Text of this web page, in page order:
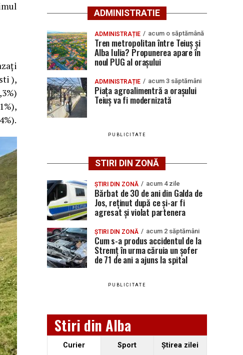
),
ADMINISTRATIE
ADMINISTRAȚIE acum o săptămână
Tren metropolitan între Teiuș și
Alba Iulia? Propunerea apare în
noul PUG al orașului
ADMINISTRAȚIE acum 3 săptămâni
Piața agroalimentră a orașului
Teiuș va fi modernizată
PUBLICITATE
STIRI DIN ZONĂ
ȘTIRI DIN ZONĂ acum 4 zile
Bărbat de 30 de ani din Galda de
Jos, reținut după ce și-ar fi
agresat și violat partenera
ȘTIRI DIN ZONĂ acum 2 săptămâni
Cum s-a produs accidentul de la
Stremț în urma căruia un șofer
de 71 de ani a ajuns la spital
PUBLICITATE
Stiri din Alba
Curier Sport Ştirea zilei